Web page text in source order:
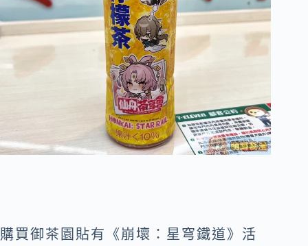
購買御茶園貼有《崩壞：星穹鐵道》活